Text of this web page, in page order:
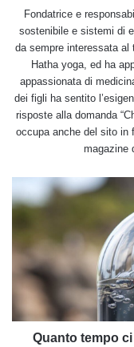
Fondatrice e
sostenibile e sistemi di
da sempre interessata
Hatha yoga, ed ha
appassionata di
dei figli ha sentito
risposte alla domanda
occupa anche del sito in
magazine
tempo
per
degradare
plastica:
facciamo
chiarezza
Quanto tempo